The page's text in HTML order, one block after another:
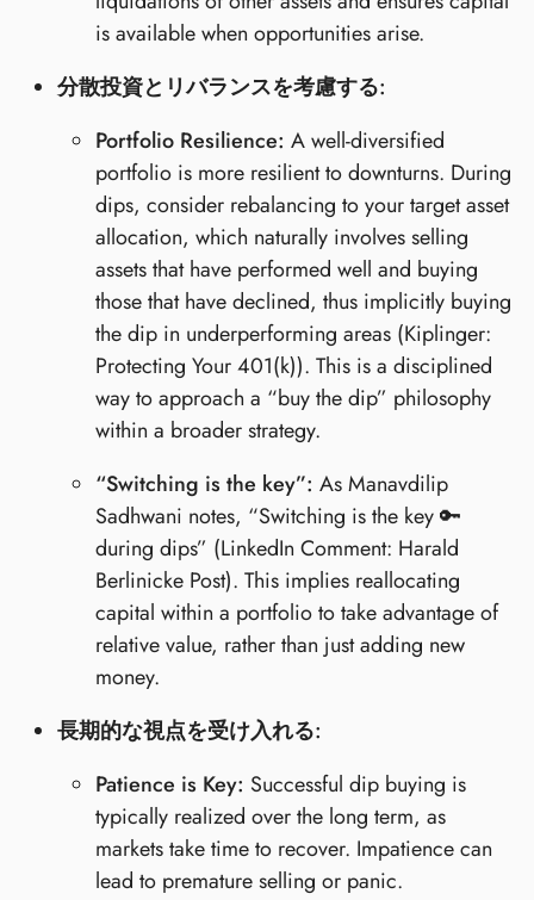
is available when opportunities arise.
分散投資とリバランスを考慮する:
Portfolio Resilience: A well-diversified
portfolio is more resilient to downturns. During
dips, consider rebalancing to your target asset
allocation, which naturally involves selling
assets that have performed well and buying
those that have declined, thus implicitly buying
the dip in underperforming areas (Kiplinger:
Protecting Your 401(k)). This is a disciplined
way to approach a “buy the dip” philosophy
within a broader strategy.
“Switching is the key”: As Manavdilip
Sadhwani notes, “Switching is the key 🔑
during dips” (LinkedIn Comment: Harald
Berlinicke Post). This implies reallocating
capital within a portfolio to take advantage of
relative value, rather than just adding new
money.
長期的な視点を受け入れる:
Patience is Key: Successful dip buying is
typically realized over the long term, as
markets take time to recover. Impatience can
lead to premature selling or panic.